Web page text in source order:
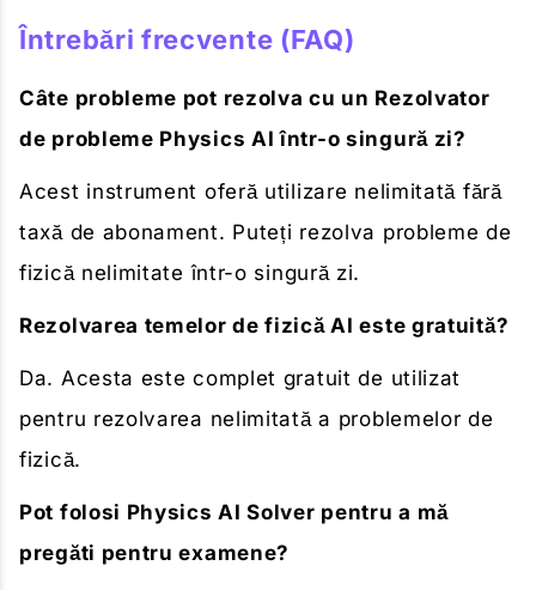
Întrebări frecvente (FAQ)
Câte probleme pot rezolva cu un Rezolvator
de probleme Physics AI într-o singură zi?
Acest instrument oferă utilizare nelimitată fără
taxă de abonament. Puteți rezolva probleme de
fizică nelimitate într-o singură zi.
Rezolvarea temelor de fizică AI este gratuită?
Da. Acesta este complet gratuit de utilizat
pentru rezolvarea nelimitată a problemelor de
fizică.
Pot folosi Physics AI Solver pentru a mă
pregăti pentru examene?